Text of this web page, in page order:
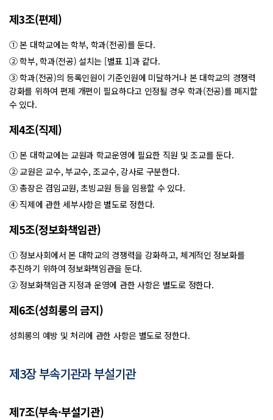
제3조(편제)
① 본 대학교에는 학부, 학과(전공)를 둔다.
② 학부, 학과(전공) 설치는 [별표 1]과 같다.
③ 학과(전공)의 등록인원이 기준인원에 미달하거나 본 대학교의 경쟁력
강화를 위하여 편제 개편이 필요하다고 인정될 경우 학과(전공)를 폐지할
수 있다.
제4조(직제)
① 본 대학교에는 교원과 학교운영에 필요한 직원 및 조교를 둔다.
② 교원은 교수, 부교수, 조교수, 강사로 구분한다.
③ 총장은 겸임교원, 초빙교원 등을 임용할 수 있다.
④ 직제에 관한 세부사항은 별도로 정한다.
제5조(정보화책임관)
① 정보사회에서 본 대학교의 경쟁력을 강화하고, 체계적인 정보화를
추진하기 위하여 정보화책임관을 둔다.
② 정보화책임관 지정과 운영에 관한 사항은 별도로 정한다.
제6조(성희롱의 금지)
성희롱의 예방 및 처리에 관한 사항은 별도로 정한다.
제3장 부속기관과 부설기관
제7조(부속·부설기관)